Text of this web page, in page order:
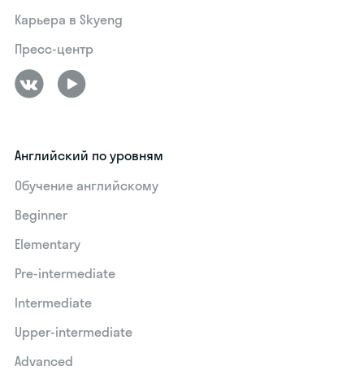
Карьера в Skyeng
Пресс-центр
Английский по уровням
Обучение английскому
Beginner
Elementary
Pre-intermediate
Intermediate
Upper-intermediate
Advanced